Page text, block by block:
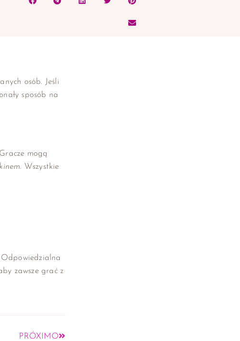
osób. Jeśli
sposób na
mogą
. Wszystkie
zawsze grać z
PRÓXIMO